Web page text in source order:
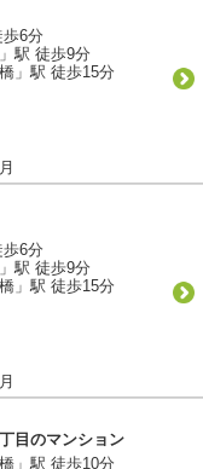
6分
駅 徒歩9分
」駅 徒歩15分
6分
駅 徒歩9分
」駅 徒歩15分
目のマンション
」駅 徒歩10分